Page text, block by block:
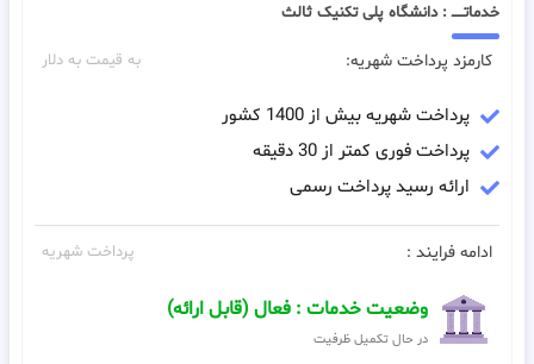
خدماتـــــ : دانشگاه پلی تکنیک ثالث
کارمزد پرداخت شهریه: به قیمت به دلار
پرداخت شهریه بیش از 1400 کشور
پرداخت فوری کمتر از 30 دقیقه
ارائه رسید پرداخت رسمی
ادامه فرایند : پرداخت شهریه
وضعیت خدمات : فعال (قابل ارائه)
در حال تکمیل ظرفیت